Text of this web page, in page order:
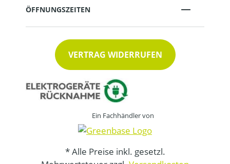
ÖFFNUNGSZEITEN
VERTRAG WIDERRUFEN
Ein Fachhändler von
* Alle Preise inkl. gesetzl.